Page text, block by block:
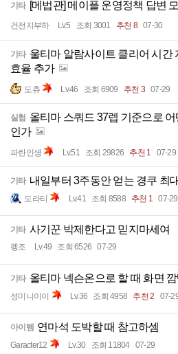
기타 [메법관] 메이플 운영정책 답변
건전지부하 Lv.5 조회 3001 추천 8 07-30
기타 울티마 알람사이트 클리어 시간
효율 추가
도츄 Lv.46 조회 6909 추천 3 07-29
실험 올티마 스쿼드 37렙 기준으로
인가
파란인섕 Lv.51 조회 29826 추천 1 07-29
기타 내일부터 3주동안 얻는 경쿠 최
도라티 Lv.41 조회 8588 추천 1 07-29
기타 사기꾼 박제한다고 믿지마세여
펭조 Lv.49 조회 6526 07-29
기타 올티마 넥슨온으로 할 때 화면
성미니이이 Lv.36 조회 4958 추천 2 07-
아이템 연마석 도박할 때 참고하셈
Garacter12 Lv.30 조회 11804 07-29